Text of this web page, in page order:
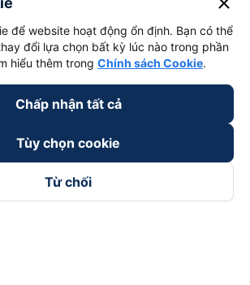
để website hoạt động ổn định. Bạn có thể
đổi lựa chọn bất kỳ lúc nào trong phần
hiểu thêm trong Chính sách Cookie.
Chấp nhận tất cả
Tùy chọn cookie
Từ chối